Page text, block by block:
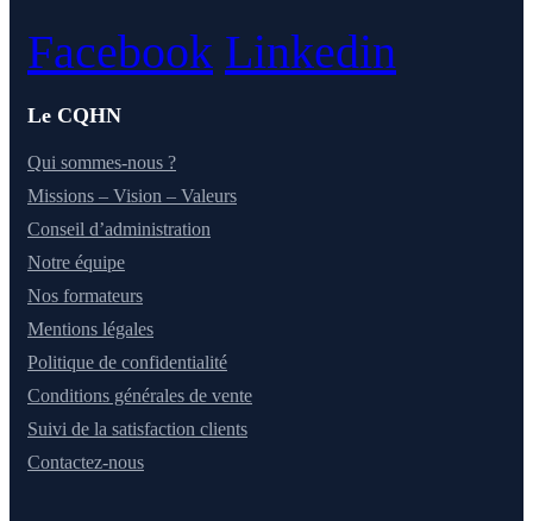
Facebook Linkedin
Le CQHN
Qui sommes-nous ?
Missions – Vision – Valeurs
Conseil d’administration
Notre équipe
Nos formateurs
Mentions légales
Politique de confidentialité
Conditions générales de vente
Suivi de la satisfaction clients
Contactez-nous